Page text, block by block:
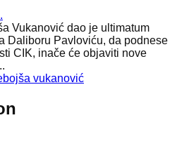
Vukanović dao je ultimatum
Daliboru Pavloviću, da podnese
CIK, inače će objaviti nove
vukanović